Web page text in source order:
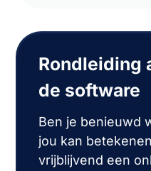
Rondleiding
de software
Ben je benieuwd
jou kan
vrijblijvend een